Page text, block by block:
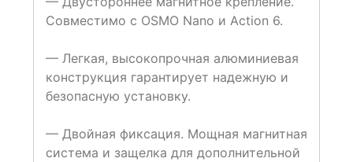
Совместимо с OSMO Nano и Action 6.
— Легкая, высокопрочная алюминиевая
конструкция гарантирует надежную и
безопасную установку.
— Двойная фиксация. Мощная магнитная
система и защелка для дополнительной